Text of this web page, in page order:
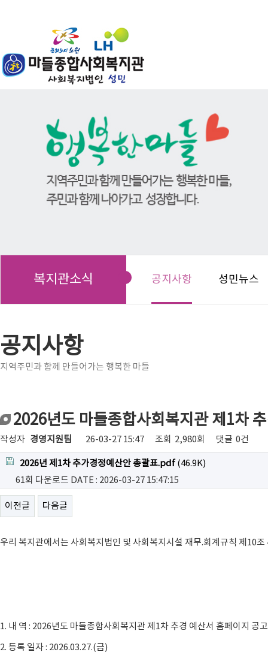
복지관소식 공지사항 성민뉴스
공지사항
지역주민과 함께 만들어가는 행복한 마들
2026년도 마들종합사회복지관 제1차
작성자 경영지원팀 26-03-27 15:47 조회 2,980회 댓글 0건
2026년 제1차 추가경정예산안 총괄표.pdf (46.9K)
61회 다운로드 DATE : 2026-03-27 15:47:15
이전글 다음글
우리 복지관에서는 사회복지법인 및 사회복지시설 재무.회계규칙 제10
1. 내 역 : 2026년도 마들종합사회복지관 제1차 추경 예산서 홈페이지 공고
2. 등록 일자 : 2026.03.27.(금)